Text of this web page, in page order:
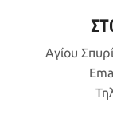
Αγίου